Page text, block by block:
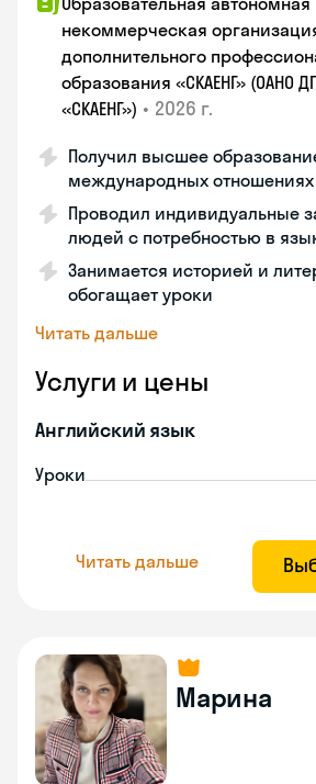
некоммерческая
дополнительного
образования «СКАЕНГ» (ОАНО
«СКАЕНГ») • 2026 г.
Получил высшее
международных
Проводил индивидуальные
людей с потребностью в
Занимается историей и
обогащает уроки
Читать дальше
Услуги и цены
Английский язык
Уроки
Читать дальше
Марина